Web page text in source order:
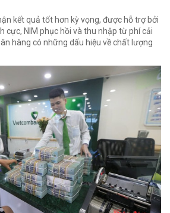
kết quả tốt hơn kỳ vọng, được hỗ trợ bởi
cực, NIM phục hồi và thu nhập từ phí cải
hàng có những dấu hiệu về chất lượng